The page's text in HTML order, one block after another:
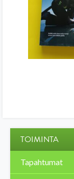
TOIMINTA
Tapahtumat